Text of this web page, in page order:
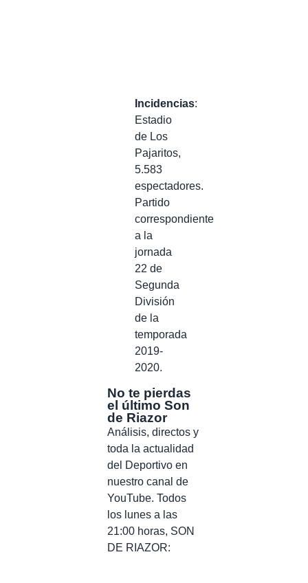
Incidencias:
Estadio
de Los
Pajaritos,
5.583
espectadores.
Partido
correspondiente
a la
jornada
22 de
Segunda
División
de la
temporada
2019-
2020.
No te pierdas
el último Son
de Riazor
Análisis, directos y
toda la actualidad
del Deportivo en
nuestro canal de
YouTube. Todos
los lunes a las
21:00 horas, SON
DE RIAZOR: